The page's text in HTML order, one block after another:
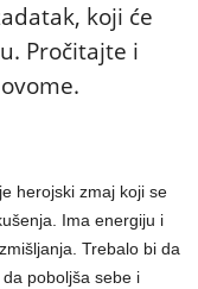
koji će
Pročitajte i
herojski zmaj koji se
Ima energiju i
Trebalo bi da
poboljša sebe i